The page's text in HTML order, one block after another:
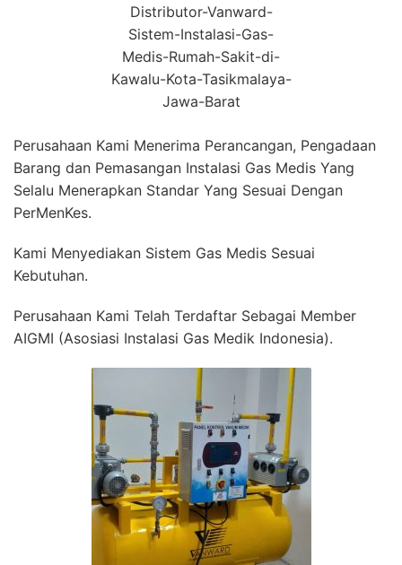
Distributor-Vanward-
Sistem-Instalasi-Gas-
Medis-Rumah-Sakit-di-
Kawalu-Kota-Tasikmalaya-
Jawa-Barat
Perusahaan Kami Menerima Perancangan, Pengadaan
Barang dan Pemasangan Instalasi Gas Medis Yang
Selalu Menerapkan Standar Yang Sesuai Dengan
PerMenKes.
Kami Menyediakan Sistem Gas Medis Sesuai
Kebutuhan.
Perusahaan Kami Telah Terdaftar Sebagai Member
AIGMI (Asosiasi Instalasi Gas Medik Indonesia).